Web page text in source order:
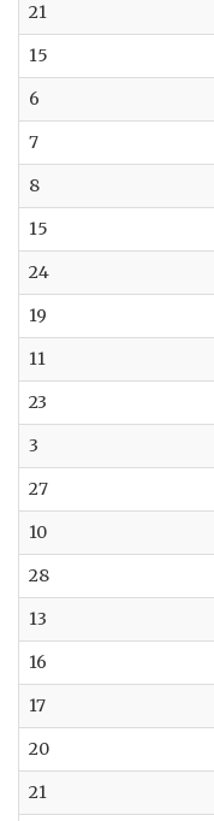
21
15
6
7
8
15
24
19
11
23
3
27
10
28
13
16
17
20
21